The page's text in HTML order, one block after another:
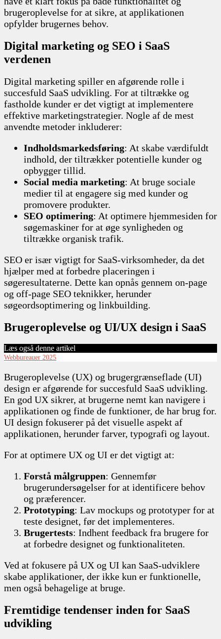
brugeroplevelse for at sikre, at applikationen
opfylder brugernes behov.
Digital marketing og SEO i SaaS
verdenen
Digital marketing spiller en afgørende rolle i
succesfuld SaaS udvikling. For at tiltrække og
fastholde kunder er det vigtigt at implementere
effektive marketingstrategier. Nogle af de mest
anvendte metoder inkluderer:
Indholdsmarkedsføring: At skabe værdifuldt
indhold, der tiltrækker potentielle kunder og
opbygger tillid.
Social media marketing: At bruge sociale
medier til at engagere sig med kunder og
promovere produkter.
SEO optimering: At optimere hjemmesiden for
søgemaskiner for at øge synligheden og
tiltrække organisk trafik.
SEO er især vigtigt for SaaS-virksomheder, da det
hjælper med at forbedre placeringen i
søgeresultaterne. Dette kan opnås gennem on-page
og off-page SEO teknikker, herunder
søgeordsoptimering og linkbuilding.
Brugeroplevelse og UI/UX design i SaaS
Læs også denne artikel
Webbureauer 2025
Brugeroplevelse (UX) og brugergrænseflade (UI)
design er afgørende for succesfuld SaaS udvikling.
En god UX sikrer, at brugerne nemt kan navigere i
applikationen og finde de funktioner, de har brug for.
UI design fokuserer på det visuelle aspekt af
applikationen, herunder farver, typografi og layout.
For at optimere UX og UI er det vigtigt at:
Forstå målgruppen: Gennemfør
brugerundersøgelser for at identificere behov
og præferencer.
Prototyping: Lav mockups og prototyper for at
teste designet, før det implementeres.
Brugertests: Indhent feedback fra brugere for
at forbedre designet og funktionaliteten.
Ved at fokusere på UX og UI kan SaaS-udviklere
skabe applikationer, der ikke kun er funktionelle,
men også behagelige at bruge.
Fremtidige tendenser inden for SaaS
udvikling